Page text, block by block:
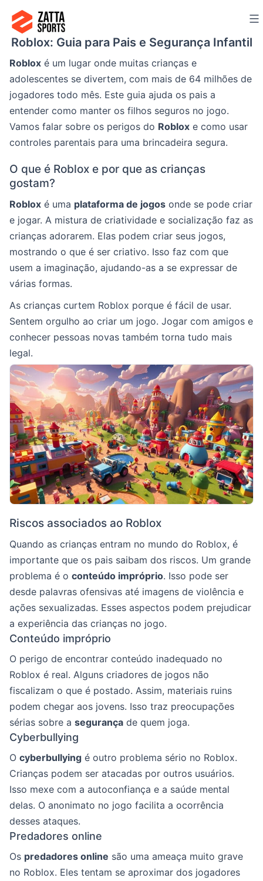
para
conteúdo
Roblox: Guia para Pais e Segurança Infantil
Roblox é um lugar onde muitas crianças e
adolescentes se divertem, com mais de 64 milhões de
jogadores todo mês. Este guia ajuda os pais a
entender como manter os filhos seguros no jogo.
Vamos falar sobre os perigos do Roblox e como usar
controles parentais para uma brincadeira segura.
O que é Roblox e por que as crianças
gostam?
Roblox é uma plataforma de jogos onde se pode criar
e jogar. A mistura de criatividade e socialização faz as
crianças adorarem. Elas podem criar seus jogos,
mostrando o que é ser criativo. Isso faz com que
usem a imaginação, ajudando-as a se expressar de
várias formas.
As crianças curtem Roblox porque é fácil de usar.
Sentem orgulho ao criar um jogo. Jogar com amigos e
conhecer pessoas novas também torna tudo mais
legal.
Riscos associados ao Roblox
Quando as crianças entram no mundo do Roblox, é
importante que os pais saibam dos riscos. Um grande
problema é o conteúdo impróprio. Isso pode ser
desde palavras ofensivas até imagens de violência e
ações sexualizadas. Esses aspectos podem prejudicar
a experiência das crianças no jogo.
Conteúdo impróprio
O perigo de encontrar conteúdo inadequado no
Roblox é real. Alguns criadores de jogos não
fiscalizam o que é postado. Assim, materiais ruins
podem chegar aos jovens. Isso traz preocupações
sérias sobre a segurança de quem joga.
Cyberbullying
O cyberbullying é outro problema sério no Roblox.
Crianças podem ser atacadas por outros usuários.
Isso mexe com a autoconfiança e a saúde mental
delas. O anonimato no jogo facilita a ocorrência
desses ataques.
Predadores online
Os predadores online são uma ameaça muito grave
no Roblox. Eles tentam se aproximar dos jogadores